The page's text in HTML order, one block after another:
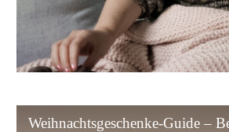
Weihnachtsgeschenke-
Weihnachtsgeschenke-Guide –